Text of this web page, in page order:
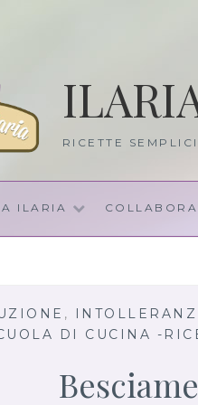
RICETTE
ILARIA
,
DI CUCINA -